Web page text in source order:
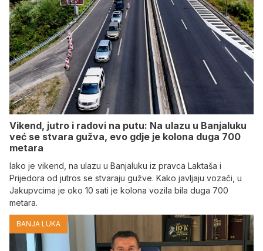
Vikend, jutro i radovi na putu: Na ulazu u Banjaluku
već se stvara gužva, evo gdje je kolona duga 700
metara
Iako je vikend, na ulazu u Banjaluku iz pravca Laktaša i
Prijedora od jutros se stvaraju gužve. Kako javljaju vozači, u
Jakupvcima je oko 10 sati je kolona vozila bila duga 700
metara.
BANJA LUKA